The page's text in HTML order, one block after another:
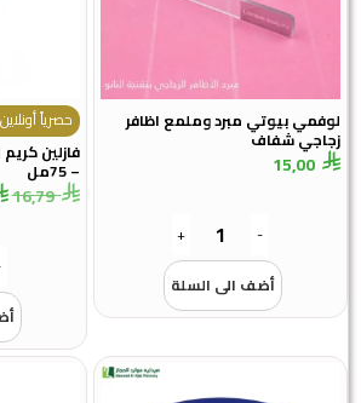
لوفمي بيوتي مبرد وملمع اظافر
زجاجي شفاف
15,00
-
+
أضف الى السلة
حصرياً
فازلين كريم
– 75مل
16,79